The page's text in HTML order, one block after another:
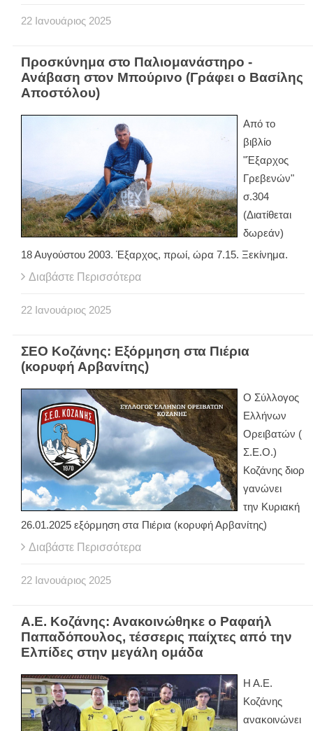
22 Ιανουάριος 2025
Προσκύνημα στο Παλιομανάστηρο -
Ανάβαση στον Μπούρινο (Γράφει ο Βασίλης
Αποστόλου)
Από το
βιβλίο
"Έξαρχος
Γρεβενών"
σ.304
(Διατίθεται
δωρεάν)
18 Αυγούστου 2003. Έξαρχος, πρωί, ώρα 7.15. Ξεκίνημα.
Διαβάστε Περισσότερα
22 Ιανουάριος 2025
ΣΕΟ Κοζάνης: Εξόρμηση στα Πιέρια
(κορυφή Αρβανίτης)
Ο Σύλλογος
Ελλήνων
Ορειβατών (
Σ.Ε.Ο.)
Κοζάνης διορ
γανώνει
την Κυριακή
26.01.2025 εξόρμηση στα Πιέρια (κορυφή Αρβανίτης)
Διαβάστε Περισσότερα
22 Ιανουάριος 2025
Α.Ε. Κοζάνης: Ανακοινώθηκε ο Ραφαήλ
Παπαδόπουλος, τέσσερις παίχτες από την
Ελπίδες στην μεγάλη ομάδα
Η Α.Ε.
Κοζάνης
ανακοινώνει